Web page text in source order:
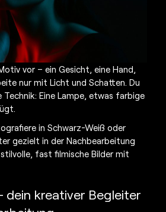
vor – ein Gesicht, eine Hand,
nur mit Licht und Schatten. Du
Eine Lampe, etwas farbige
in Schwarz-Weiß oder
gezielt in der Nachbearbeitung
fast filmische Bilder mit
dein kreativer Begleiter